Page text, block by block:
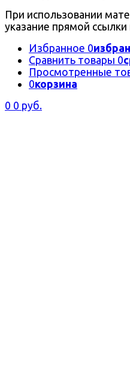
При использовании
указание прямой ссылки
Избранное 0
Сравнить товары 0
Просмотренные
0корзина
0 0 руб.